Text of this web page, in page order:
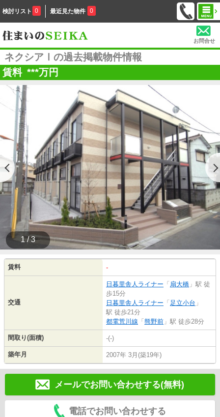
検討リスト 0 最近見た物件 0
お問合せ
ネクシアⅠの過去掲載物件情報
賃料 ***万円
1 / 3
賃料 -
交通
日暮里舎人ライナー 「 扇大橋 」駅 徒
歩15分
日暮里舎人ライナー 「 足立小台 」
駅 徒歩21分
都電荒川線 「 熊野前 」駅 徒歩28分
間取り(面積) -(-)
築年月 2007年 3月(築19年)
メールでお問い合わせする(無料)
電話でお問い合わせする